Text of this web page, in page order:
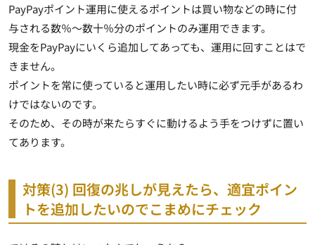
PayPayポイント運用に使えるポイントは買い物などの時に付
与される数％～数十％分のポイントのみ運用できます。
現金をPayPayにいくら追加してあっても、運用に回すことはで
きません。
ポイントを常に使っていると運用したい時に必ず元手があるわ
けではないのです。
そのため、その時が来たらすぐに動けるよう手をつけずに置い
てあります。
対策(3) 回復の兆しが見えたら、適宜ポイン
トを追加したいのでこまめにチェック